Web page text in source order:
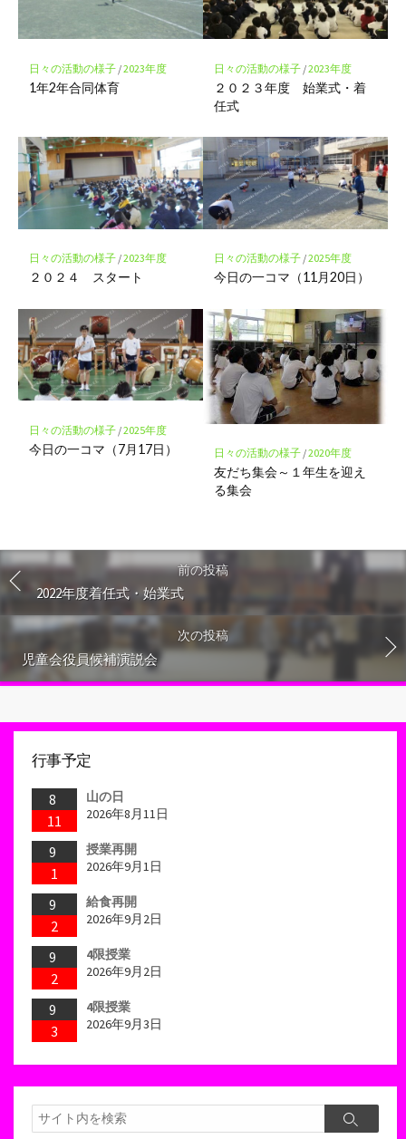
に
保
存
日々の活動の様子/2023年度
1年2年合同体育
日々の活動の様子/2023年度
２０２３年度 始業式・着
任式
日々の活動の様子/2023年度
２０２４ スタート
日々の活動の様子/2025年度
今日の一コマ（11月20日）
日々の活動の様子/2025年度
今日の一コマ（7月17日） 日々の活動の様子/2020年度
友だち集会～１年生を迎え
る集会
前の投稿
2022年度着任式・始業式
次の投稿
児童会役員候補演説会
行事予定
8
11
山の日
2026年8月11日
9
1
授業再開
2026年9月1日
9
2
給食再開
2026年9月2日
9
2
4限授業
2026年9月2日
9
3
4限授業
2026年9月3日
検
索
検